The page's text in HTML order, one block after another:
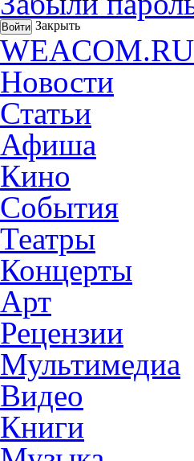
Закрыть
WEACOM.RU
Новости
Статьи
Афиша
Кино
События
Театры
Концерты
Арт
Рецензии
Мультимедиа
Видео
Книги